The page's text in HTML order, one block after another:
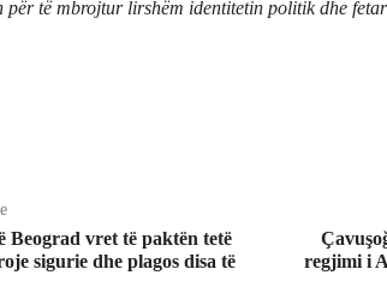
për të mbrojtur lirshëm identitetin politik dhe fetar
Beograd vret të paktën tetë
sigurie dhe plagos disa të
regjimi i